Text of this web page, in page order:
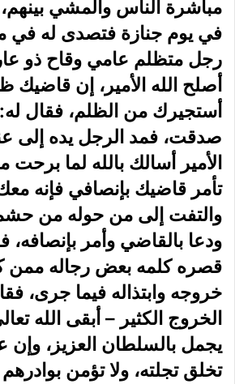
مباشرة الناس والمشي
في يوم جنازة فتصدى له في
رجل متظلم عامي وقاح ذو
أصلح الله الأمير، إن قاضيك
أستجيرك من الظلم، فقال
صدقت، فمد الرجل يده إلى
الأمير أسالك بالله لما
تأمر قاضيك بإنصافي فإنه
والتفت إلى من حوله من
ودعا بالقاضي وأمر بإنصافه،
قصره كلمه بعض رجاله ممن
خروجه وابتذاله فيما جرى،
الخروج الكثير – أبقى الله
يجمل بالسلطان العزيز، وإن
تخلق تجلته، ولا تؤمن